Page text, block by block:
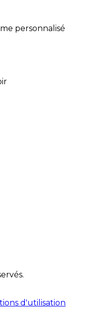
personnalisé
.
d'utilisation